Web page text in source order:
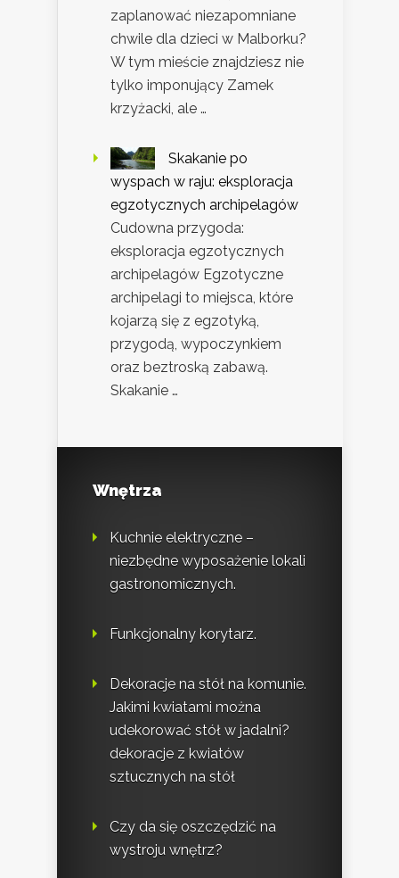
zaplanować niezapomniane
chwile dla dzieci w Malborku?
W tym mieście znajdziesz nie
tylko imponujący Zamek
krzyżacki, ale …
Skakanie po
wyspach w raju: eksploracja
egzotycznych archipelagów
Cudowna przygoda:
eksploracja egzotycznych
archipelagów Egzotyczne
archipelagi to miejsca, które
kojarzą się z egzotyką,
przygodą, wypoczynkiem
oraz beztroską zabawą.
Skakanie …
Wnętrza
Kuchnie elektryczne –
niezbędne wyposażenie lokali
gastronomicznych.
Funkcjonalny korytarz.
Dekoracje na stół na komunie.
Jakimi kwiatami można
udekorować stół w jadalni?
dekoracje z kwiatów
sztucznych na stół
Czy da się oszczędzić na
wystroju wnętrz?